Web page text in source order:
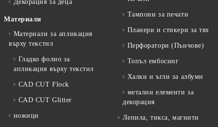
Декорация за деца
Материали
Материали за апликация
върху текстил
Гладко фолио за
апликация върху текстил
CAD CUT Flock
CAD CUT Glitter
ножици
Тампони за печати
Планери и стикери за тях
Перфоратори (Пънчове)
Топъл ембосинг
Халки и ъгли за албуми
метални елементи за
декорация
Лепила, тикса, магнити